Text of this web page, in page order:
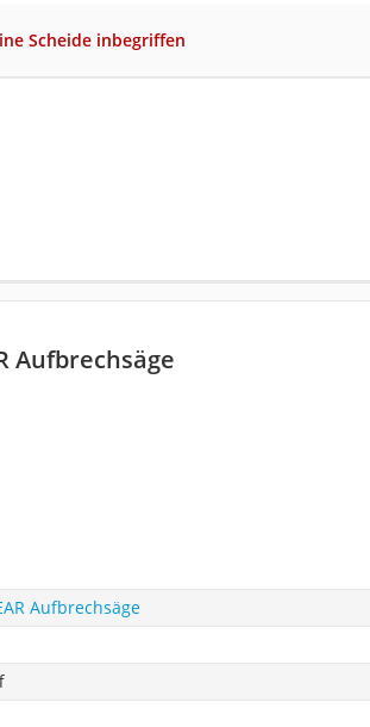
Scheide inbegriffen
Aufbrechsäge
Aufbrechsäge